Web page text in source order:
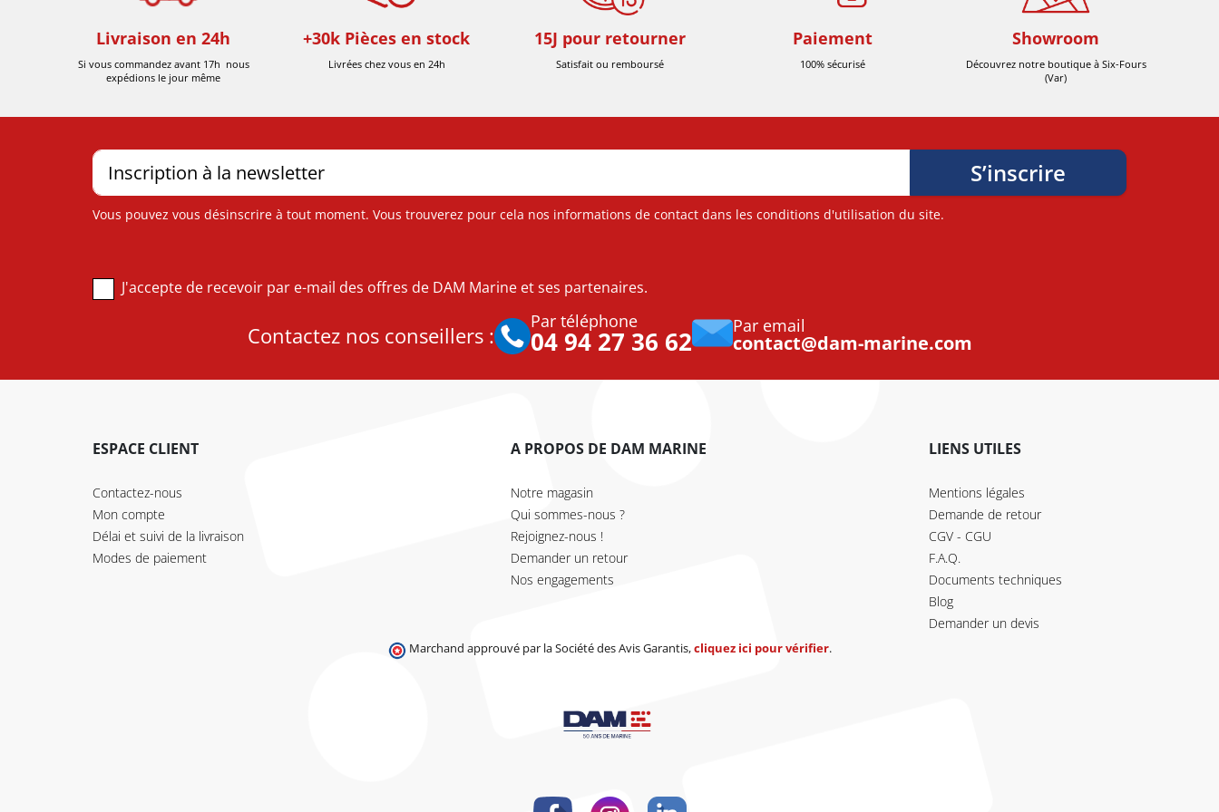
Livraison en 24h
Si vous commandez avant 17h nous
expédions le jour même
+30k Pièces en stock
Livrées chez vous en 24h
15J pour retourner
Satisfait ou remboursé
Paiement
100% sécurisé
Showroom
Découvrez notre boutique à Six-Fours
(Var)
Vous pouvez vous désinscrire à tout moment. Vous trouverez pour cela nos informations de contact dans les conditions d'utilisation du site.
J'accepte de recevoir par e-mail des offres de DAM Marine et ses partenaires.
Contactez nos conseillers :
Par téléphone
04 94 27 36 62 Par email
contact@dam-marine.com
ESPACE CLIENT
Contactez-nous
Mon compte
Délai et suivi de la livraison
Modes de paiement
A PROPOS DE DAM MARINE
Notre magasin
Qui sommes-nous ?
Rejoignez-nous !
Demander un retour
Nos engagements
LIENS UTILES
Mentions légales
Demande de retour
CGV - CGU
F.A.Q.
Documents techniques
Blog
Demander un devis
Marchand approuvé par la Société des Avis Garantis,cliquez ici pour vérifier.